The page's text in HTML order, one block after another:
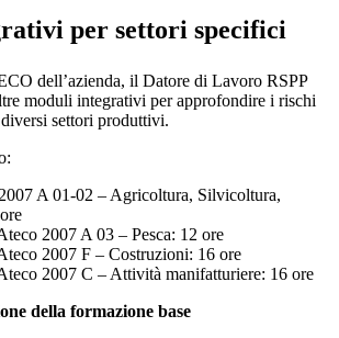
per settori specifici
dell’azienda, il Datore di Lavoro RSPP
moduli integrativi per approfondire i rischi
settori produttivi.
A 01-02 – Agricoltura, Silvicoltura,
2007 A 03 – Pesca: 12 ore
2007 F – Costruzioni: 16 ore
2007 C – Attività manifatturiere: 16 ore
della formazione base